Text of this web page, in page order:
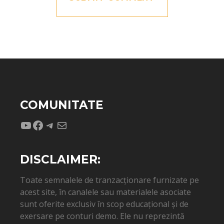
COMUNITATE
YouTube
Facebook
Telegram
Mail
DISCLAIMER:
Toate semnalele de tranzacționare furnizate pe
acest site, în canalele sau materialele asociate
sunt oferite exclusiv în scop educațional și de
exersare pe conturi demo. Ele nu reprezintă